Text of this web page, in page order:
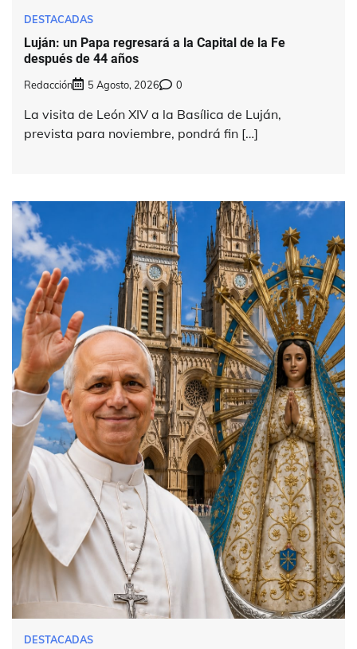
DESTACADAS
Luján: un Papa regresará a la Capital de la Fe
después de 44 años
Redacción 5 Agosto, 2026 0
La visita de León XIV a la Basílica de Luján,
prevista para noviembre, pondrá fin […]
DESTACADAS